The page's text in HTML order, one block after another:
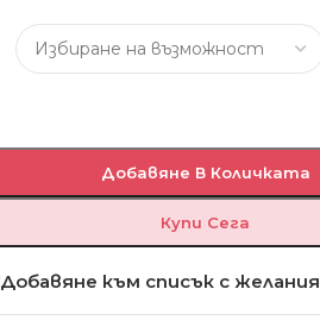
Добавяне В Количката
Купи Сега
Добавяне към списък с желания